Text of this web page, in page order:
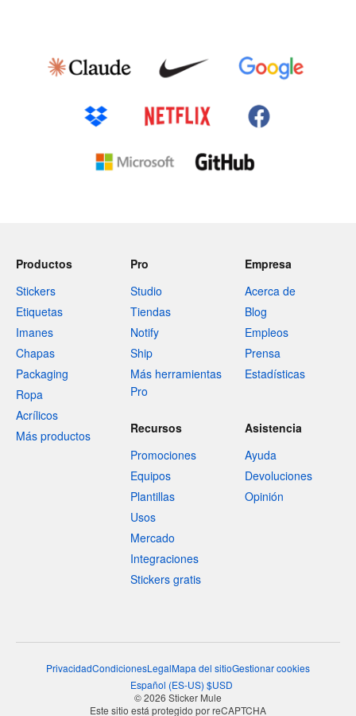
Productos
Stickers
Etiquetas
Imanes
Chapas
Packaging
Ropa
Acrílicos
Más productos
Pro
Studio
Tiendas
Notify
Ship
Más herramientas
Pro
Empresa
Acerca de
Blog
Empleos
Prensa
Estadísticas
Recursos
Promociones
Equipos
Plantillas
Usos
Mercado
Integraciones
Stickers gratis
Asistencia
Ayuda
Devoluciones
Opinión
PrivacidadCondicionesLegalMapa del sitioGestionar cookies
Español (ES-US) $USD
© 2026 Sticker Mule
Este sitio está protegido por reCAPTCHA